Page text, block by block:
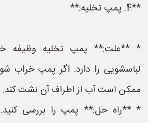
**4. پمپ تخلیه:**
* **علت:** پمپ تخلیه وظیفه
لباسشویی را دارد. اگر پمپ خراب
ممکن است آب از اطراف آن نشت کند.
* **راه حل:** پمپ را بررسی کنید.